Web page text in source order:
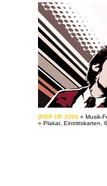
(POP UP 2006 » Musik-
» Plakat, Eintrittskarten,